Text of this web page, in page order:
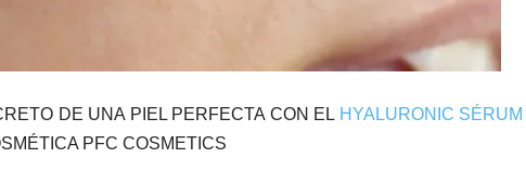
DE UNA PIEL PERFECTA CON EL HYALURONIC SÉRUM
PFC COSMETICS